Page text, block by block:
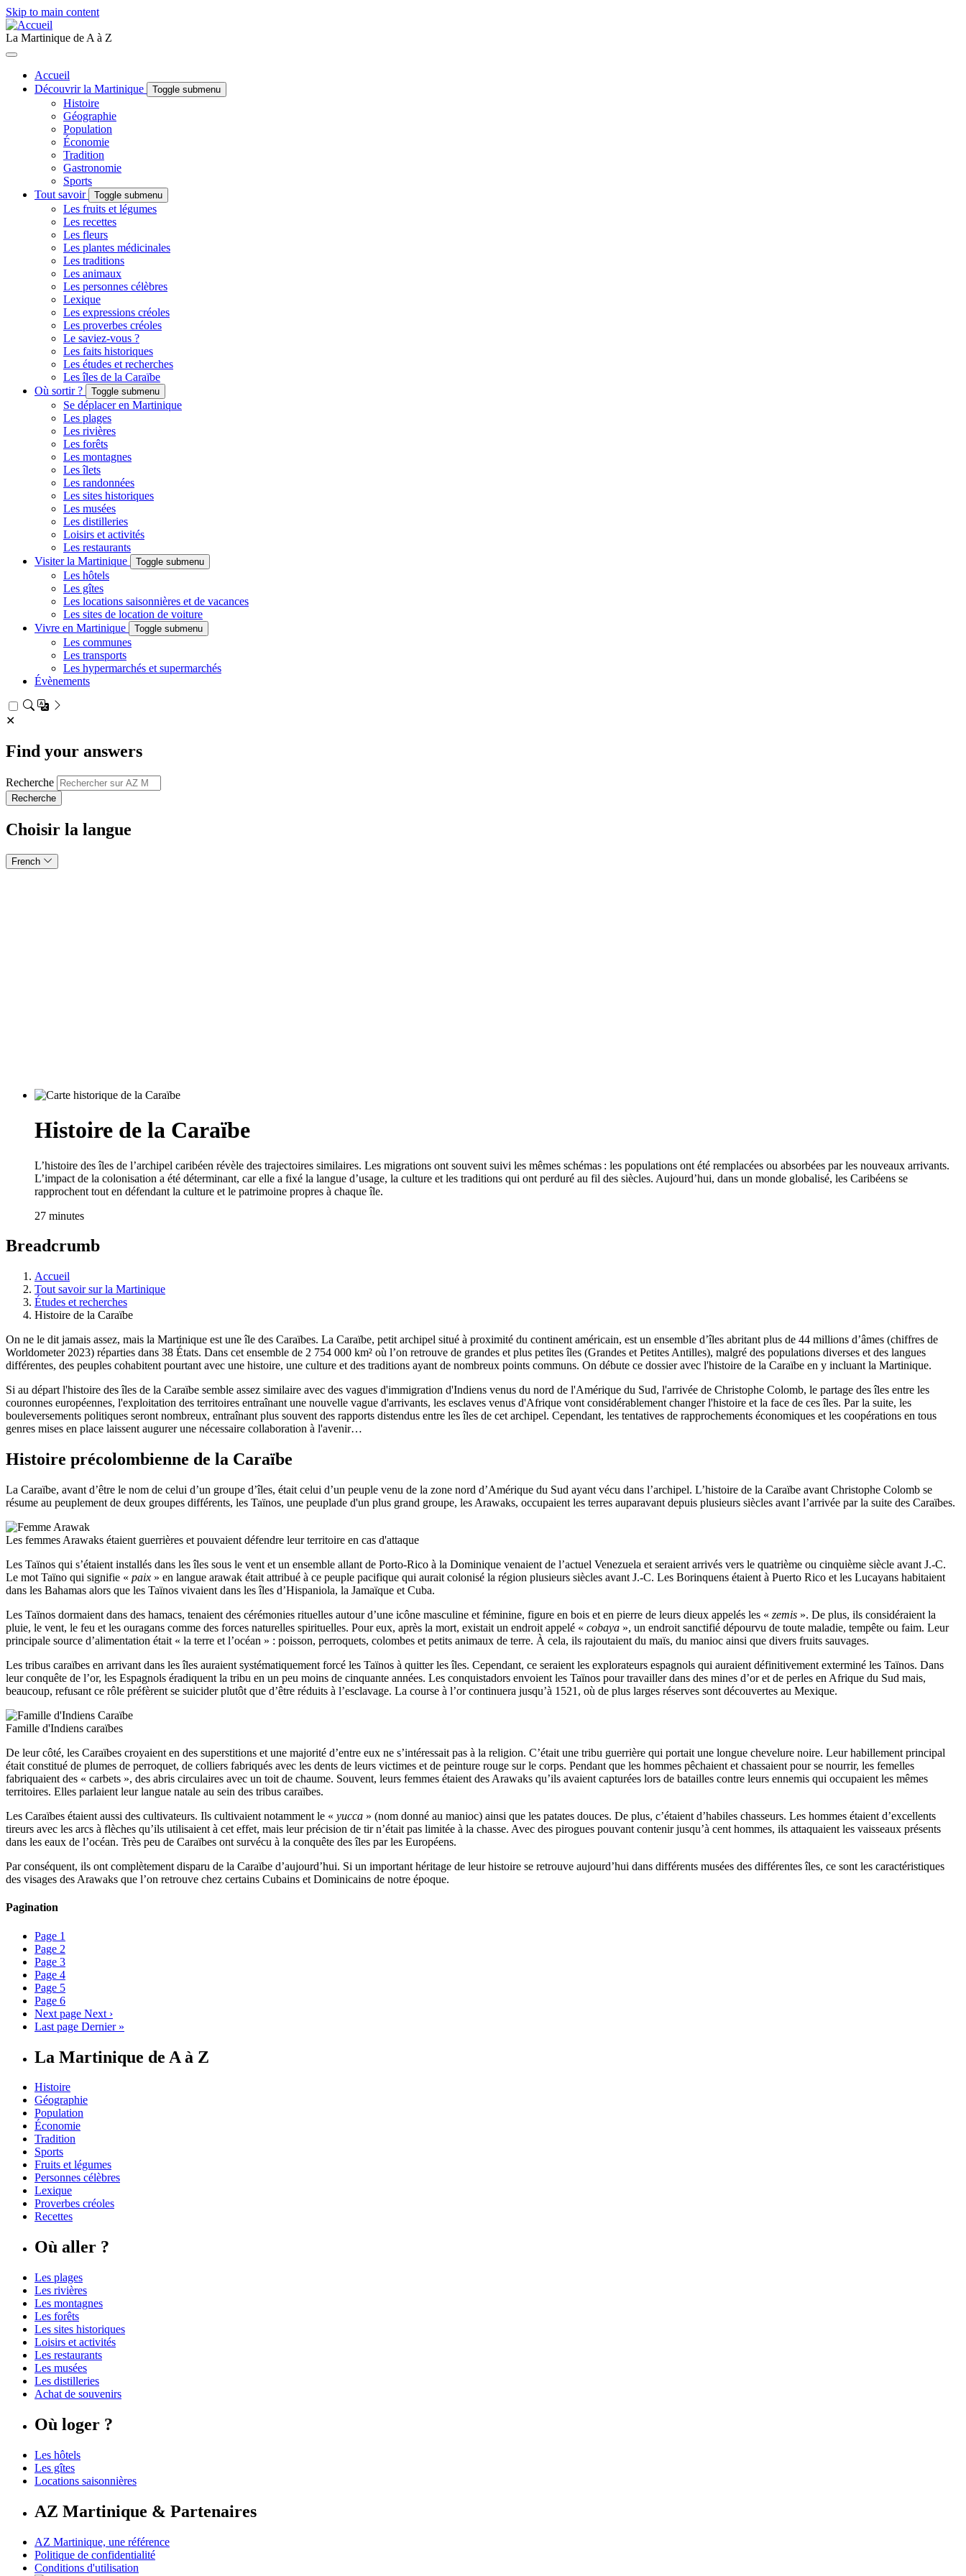
Skip to main content
La Martinique de A à Z
Accueil
Découvrir la Martinique
Toggle submenu
Histoire
Géographie
Population
Économie
Tradition
Gastronomie
Sports
Tout savoir
Toggle submenu
Les fruits et légumes
Les recettes
Les fleurs
Les plantes médicinales
Les traditions
Les animaux
Les personnes célèbres
Lexique
Les expressions créoles
Les proverbes créoles
Le saviez-vous ?
Les faits historiques
Les études et recherches
Les îles de la Caraïbe
Où sortir ?
Toggle submenu
Se déplacer en Martinique
Les plages
Les rivières
Les forêts
Les montagnes
Les îlets
Les randonnées
Les sites historiques
Les musées
Les distilleries
Loisirs et activités
Les restaurants
Visiter la Martinique
Toggle submenu
Les hôtels
Les gîtes
Les locations saisonnières et de vacances
Les sites de location de voiture
Vivre en Martinique
Toggle submenu
Les communes
Les transports
Les hypermarchés et supermarchés
Évènements
✕
Find your answers
Recherche
Choisir la langue
French
Histoire de la Caraïbe
L’histoire des îles de l’archipel caribéen révèle des trajectoires similaires. Les migrations ont souvent suivi les mêmes schémas : les populations ont été remplacées ou absorbées par les nouveaux arrivants.
L’impact de la colonisation a été déterminant, car elle a fixé la langue d’usage, la culture et les traditions qui ont perduré au fil des siècles. Aujourd’hui, dans un monde globalisé, les Caribéens se
rapprochent tout en défendant la culture et le patrimoine propres à chaque île.
27 minutes
Breadcrumb
Accueil
Tout savoir sur la Martinique
Études et recherches
Histoire de la Caraïbe
On ne le dit jamais assez, mais la Martinique est une île des Caraïbes. La Caraïbe, petit archipel situé à proximité du continent américain, est un ensemble d’îles abritant plus de 44 millions d’âmes (chiffres de
Worldometer 2023) réparties dans 38 États. Dans cet ensemble de 2 754 000 km² où l’on retrouve de grandes et plus petites îles (Grandes et Petites Antilles), malgré des populations diverses et des langues
différentes, des peuples cohabitent pourtant avec une histoire, une culture et des traditions ayant de nombreux points communs. On débute ce dossier avec l'histoire de la Caraïbe en y incluant la Martinique.
Si au départ l'histoire des îles de la Caraïbe semble assez similaire avec des vagues d'immigration d'Indiens venus du nord de l'Amérique du Sud, l'arrivée de Christophe Colomb, le partage des îles entre les
couronnes européennes, l'exploitation des territoires entraînant une nouvelle vague d'arrivants, les esclaves venus d'Afrique vont considérablement changer l'histoire et la face de ces îles. Par la suite, les
bouleversements politiques seront nombreux, entraînant plus souvent des rapports distendus entre les îles de cet archipel. Cependant, les tentatives de rapprochements économiques et les coopérations en tous
genres mises en place laissent augurer une nécessaire collaboration à l'avenir…
Histoire précolombienne de la Caraïbe
La Caraïbe, avant d’être le nom de celui d’un groupe d’îles, était celui d’un peuple venu de la zone nord d’Amérique du Sud ayant vécu dans l’archipel. L’histoire de la Caraïbe avant Christophe Colomb se
résume au peuplement de deux groupes différents, les Taïnos, une peuplade d'un plus grand groupe, les Arawaks, occupaient les terres auparavant depuis plusieurs siècles avant l’arrivée par la suite des Caraïbes.
Les femmes Arawaks étaient guerrières et pouvaient défendre leur territoire en cas d'attaque
Les Taïnos qui s’étaient installés dans les îles sous le vent et un ensemble allant de Porto-Rico à la Dominique venaient de l’actuel Venezuela et seraient arrivés vers le quatrième ou cinquième siècle avant J.-C.
Le mot Taïno qui signifie « paix » en langue arawak était attribué à ce peuple pacifique qui aurait colonisé la région plusieurs siècles avant J.-C. Les Borinquens étaient à Puerto Rico et les Lucayans habitaient
dans les Bahamas alors que les Taïnos vivaient dans les îles d’Hispaniola, la Jamaïque et Cuba.
Les Taïnos dormaient dans des hamacs, tenaient des cérémonies rituelles autour d’une icône masculine et féminine, figure en bois et en pierre de leurs dieux appelés les « zemis ». De plus, ils considéraient la
pluie, le vent, le feu et les ouragans comme des forces naturelles spirituelles. Pour eux, après la mort, existait un endroit appelé « cobaya », un endroit sanctifié dépourvu de toute maladie, tempête ou faim. Leur
principale source d’alimentation était « la terre et l’océan » : poisson, perroquets, colombes et petits animaux de terre. À cela, ils rajoutaient du maïs, du manioc ainsi que divers fruits sauvages.
Les tribus caraïbes en arrivant dans les îles auraient systématiquement forcé les Taïnos à quitter les îles. Cependant, ce seraient les explorateurs espagnols qui auraient définitivement exterminé les Taïnos. Dans
leur conquête de l’or, les Espagnols éradiquent la tribu en un peu moins de cinquante années. Les conquistadors envoient les Taïnos pour travailler dans des mines d’or et de perles en Afrique du Sud mais,
beaucoup, refusant ce rôle préfèrent se suicider plutôt que d’être réduits à l’esclavage. La course à l’or continuera jusqu’à 1521, où de plus larges réserves sont découvertes au Mexique.
Famille d'Indiens caraïbes
De leur côté, les Caraïbes croyaient en des superstitions et une majorité d’entre eux ne s’intéressait pas à la religion. C’était une tribu guerrière qui portait une longue chevelure noire. Leur habillement principal
était constitué de plumes de perroquet, de colliers fabriqués avec les dents de leurs victimes et de peinture rouge sur le corps. Pendant que les hommes pêchaient et chassaient pour se nourrir, les femelles
fabriquaient des « carbets », des abris circulaires avec un toit de chaume. Souvent, leurs femmes étaient des Arawaks qu’ils avaient capturées lors de batailles contre leurs ennemis qui occupaient les mêmes
territoires. Elles parlaient leur langue natale au sein des tribus caraïbes.
Les Caraïbes étaient aussi des cultivateurs. Ils cultivaient notamment le « yucca » (nom donné au manioc) ainsi que les patates douces. De plus, c’étaient d’habiles chasseurs. Les hommes étaient d’excellents
tireurs avec les arcs à flèches qu’ils utilisaient à cet effet, mais leur précision de tir n’était pas limitée à la chasse. Avec des pirogues pouvant contenir jusqu’à cent hommes, ils attaquaient les vaisseaux présents
dans les eaux de l’océan. Très peu de Caraïbes ont survécu à la conquête des îles par les Européens.
Par conséquent, ils ont complètement disparu de la Caraïbe d’aujourd’hui. Si un important héritage de leur histoire se retrouve aujourd’hui dans différents musées des différentes îles, ce sont les caractéristiques
des visages des Arawaks que l’on retrouve chez certains Cubains et Dominicains de notre époque.
Pagination
Page 1
Page 2
Page 3
Page 4
Page 5
Page 6
Next page Next ›
Last page Dernier »
La Martinique de A à Z
Histoire
Géographie
Population
Économie
Tradition
Sports
Fruits et légumes
Personnes célèbres
Lexique
Proverbes créoles
Recettes
Où aller ?
Les plages
Les rivières
Les montagnes
Les forêts
Les sites historiques
Loisirs et activités
Les restaurants
Les musées
Les distilleries
Achat de souvenirs
Où loger ?
Les hôtels
Les gîtes
Locations saisonnières
AZ Martinique & Partenaires
AZ Martinique, une référence
Politique de confidentialité
Conditions d'utilisation